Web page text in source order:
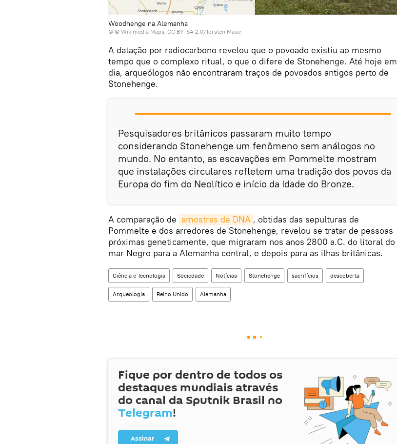
Woodhenge na Alemanha
© © Wikimedia Maps, CC BY-SA 2.0/Torsten Maue
A datação por radiocarbono revelou que o povoado existiu ao mesmo
tempo que o complexo ritual, o que o difere de Stonehenge. Até hoje em
dia, arqueólogos não encontraram traços de povoados antigos perto de
Stonehenge.
Pesquisadores britânicos passaram muito tempo
considerando Stonehenge um fenômeno sem análogos no
mundo. No entanto, as escavações em Pommelte mostram
que instalações circulares refletem uma tradição dos povos da
Europa do fim do Neolítico e início da Idade do Bronze.
A comparação de amostras de DNA , obtidas das sepulturas de
Pommelte e dos arredores de Stonehenge, revelou se tratar de pessoas
próximas geneticamente, que migraram nos anos 2800 a.C. do litoral do
mar Negro para a Alemanha central, e depois para as ilhas britânicas.
Ciência e Tecnologia Sociedade Notícias Stonehenge sacrifícios descoberta
Arqueologia Reino Unido Alemanha
Fique por dentro de todos os
destaques mundiais através
do canal da Sputnik Brasil no
Telegram!
Assinar